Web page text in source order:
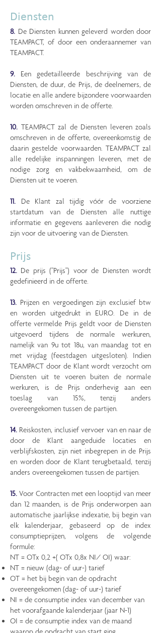
Diensten
8. De Diensten kunnen geleverd worden door
TEAMPACT, of door een onderaannemer van
TEAMPACT.
9. Een gedetailleerde beschrijving van de
Diensten, de duur, de Prijs, de deelnemers, de
locatie en alle andere bijzondere voorwaarden
worden omschreven in de offerte.
10. TEAMPACT zal de Diensten leveren zoals
omschreven in de offerte, overeenkomstig de
daarin gestelde voorwaarden. TEAMPACT zal
alle redelijke inspanningen leveren, met de
nodige zorg en vakbekwaamheid, om de
Diensten uit te voeren.
11. De Klant zal tijdig vóór de voorziene
startdatum van de Diensten alle nuttige
informatie en gegevens aanleveren die nodig
zijn voor de uitvoering van de Diensten.
Prijs
12. De prijs ("Prijs") voor de Diensten wordt
gedefinieerd in de offerte.
13. Prijzen en vergoedingen zijn exclusief btw
en worden uitgedrukt in EURO. De in de
offerte vermelde Prijs geldt voor de Diensten
uitgevoerd tijdens de normale werkuren,
namelijk van 9u tot 18u, van maandag tot en
met vrijdag (feestdagen uitgesloten). Indien
TEAMPACT door de Klant wordt verzocht om
Diensten uit te voeren buiten de normale
werkuren, is de Prijs onderhevig aan een
toeslag van 15%, tenzij anders
overeengekomen tussen de partijen.
14. Reiskosten, inclusief vervoer van en naar de
door de Klant aangeduide locaties en
verblijfskosten, zijn niet inbegrepen in de Prijs
en worden door de Klant terugbetaald, tenzij
anders overeengekomen tussen de partijen.
15. Voor Contracten met een looptijd van meer
dan 12 maanden, is de Prijs onderworpen aan
automatische jaarlijkse indexatie, bij begin van
elk kalenderjaar, gebaseerd op de index
consumptieprijzen, volgens de volgende
formule:
NT = OTx 0,2 +( OTx 0,8x NI/ OI) waar:
NT = nieuw (dag- of uur-) tarief
OT = het bij begin van de opdracht
overeengekomen (dag- of uur-) tarief
NI = de consumptie index van december van
het voorafgaande kalenderjaar (jaar N-1)
OI = de consumptie index van de maand